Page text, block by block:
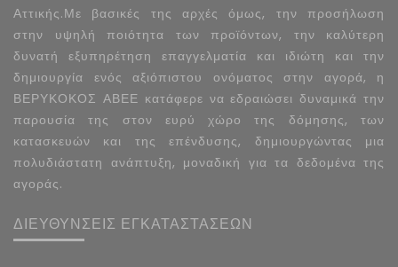
Αττικής.Με βασικές της αρχές όμως, την προσήλωση
στην υψηλή ποιότητα των προϊόντων, την καλύτερη
δυνατή εξυπηρέτηση επαγγελματία και ιδιώτη και την
δημιουργία ενός αξιόπιστου ονόματος στην αγορά, η
ΒΕΡΥΚΟΚΟΣ ΑΒΕΕ κατάφερε να εδραιώσει δυναμικά την
παρουσία της στον ευρύ χώρο της δόμησης, των
κατασκευών και της επένδυσης, δημιουργώντας μια
πολυδιάστατη ανάπτυξη, μοναδική για τα δεδομένα της
αγοράς.
ΔΙΕΥΘΥΝΣΕΙΣ ΕΓΚΑΤΑΣΤΑΣΕΩΝ